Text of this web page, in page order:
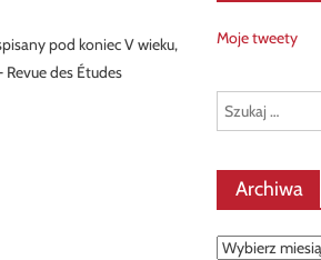
pod koniec V wieku,
des Études
Moje tweety
Szukaj:
Archiwa
Archiwa